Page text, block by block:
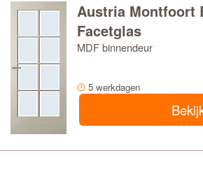
Austria Montfoort
Facetglas
MDF binnendeur
5 werkdagen